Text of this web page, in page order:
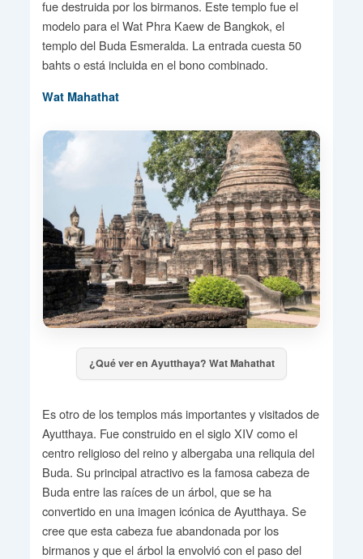
fue destruida por los birmanos. Este templo fue el
modelo para el Wat Phra Kaew de Bangkok, el
templo del Buda Esmeralda. La entrada cuesta 50
bahts o está incluida en el bono combinado.
Wat Mahathat
¿Qué ver en Ayutthaya? Wat Mahathat
Es otro de los templos más importantes y visitados de
Ayutthaya. Fue construido en el siglo XIV como el
centro religioso del reino y albergaba una reliquia del
Buda. Su principal atractivo es la famosa cabeza de
Buda entre las raíces de un árbol, que se ha
convertido en una imagen icónica de Ayutthaya. Se
cree que esta cabeza fue abandonada por los
birmanos y que el árbol la envolvió con el paso del